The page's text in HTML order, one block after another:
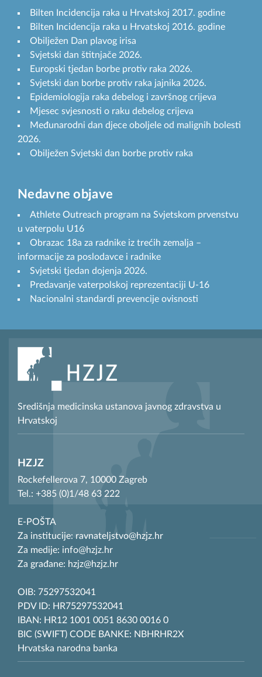
Bilten Incidencija raka u Hrvatskoj 2017. godine
Bilten Incidencija raka u Hrvatskoj 2016. godine
Obilježen Dan plavog irisa
Svjetski dan štitnjače 2026.
Europski tjedan borbe protiv raka 2026.
Svjetski dan borbe protiv raka jajnika 2026.
Epidemiologija raka debelog i završnog crijeva
Mjesec svjesnosti o raku debelog crijeva
Međunarodni dan djece oboljele od malignih bolesti
2026.
Obilježen Svjetski dan borbe protiv raka
Nedavne objave
Athlete Outreach program na Svjetskom prvenstvu
u vaterpolu U16
Obrazac 18a za radnike iz trećih zemalja –
informacije za poslodavce i radnike
Svjetski tjedan dojenja 2026.
Predavanje vaterpolskoj reprezentaciji U-16
Nacionalni standardi prevencije ovisnosti
Središnja medicinska ustanova javnog zdravstva u
Hrvatskoj
HZJZ
Rockefellerova 7, 10000 Zagreb
Tel.: +385 (0)1/48 63 222
E-POŠTA
Za institucije: ravnateljstvo@hzjz.hr
Za medije: info@hzjz.hr
Za građane: hzjz@hzjz.hr
OIB: 75297532041
PDV ID: HR75297532041
IBAN: HR12 1001 0051 8630 0016 0
BIC (SWIFT) CODE BANKE: NBHRHR2X
Hrvatska narodna banka